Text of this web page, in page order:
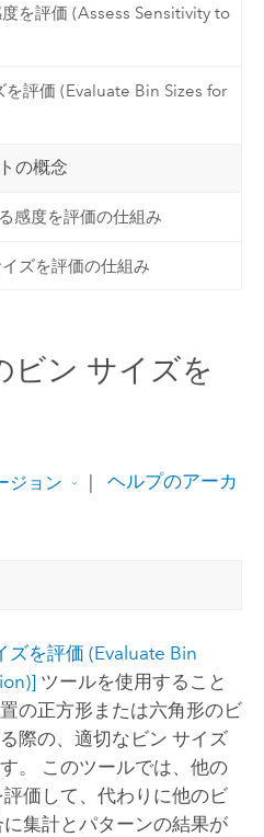
を評価 (Assess Sensitivity to
評価 (Evaluate Bin Sizes for
の概念
感度を評価の仕組み
ズを評価の仕組み
ビン サイズを
ジョン |
ヘルプのアーカ
ズを評価 (Evaluate Bin
ツールを使用すること
の正方形または六角形のビ
際の、適切なビン サイズ
。 このツールでは、他の
価して、代わりに他のビ
集計とパターンの結果が